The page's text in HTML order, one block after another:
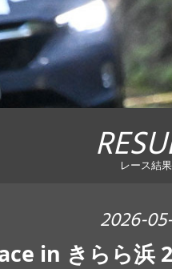
レース結果
2026-
in きらら浜